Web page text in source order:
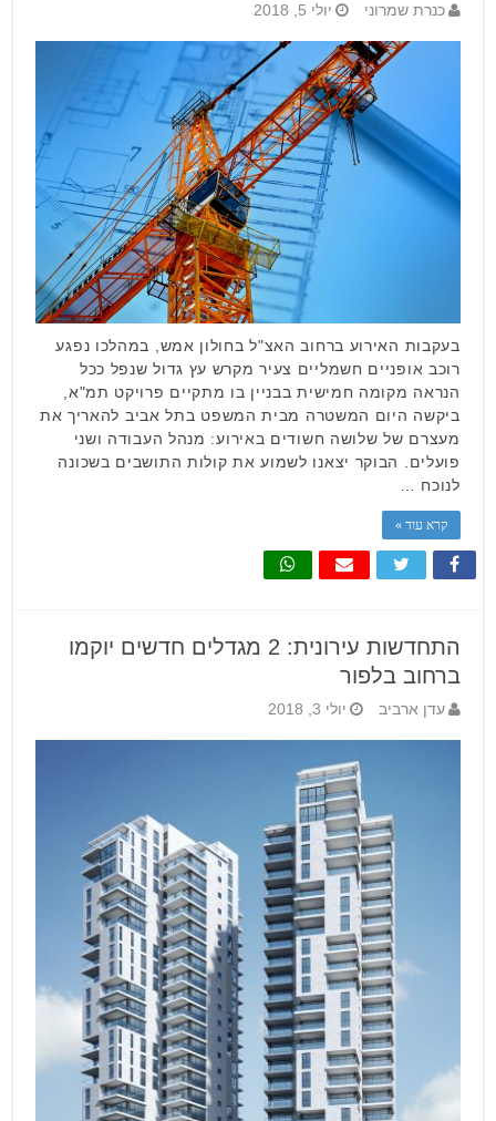
כנרת שמרוני יולי 5, 2018
בעקבות האירוע ברחוב האצ"ל בחולון אמש, במהלכו נפגע
רוכב אופניים חשמליים צעיר מקרש עץ גדול שנפל ככל
הנראה מקומה חמישית בבניין בו מתקיים פרויקט תמ"א,
ביקשה היום המשטרה מבית המשפט בתל אביב להאריך את
מעצרם של שלושה חשודים באירוע: מנהל העבודה ושני
פועלים. הבוקר יצאנו לשמוע את קולות התושבים בשכונה
לנוכח …
קרא עוד »
התחדשות עירונית: 2 מגדלים חדשים יוקמו
ברחוב בלפור
עדן ארביב יולי 3, 2018